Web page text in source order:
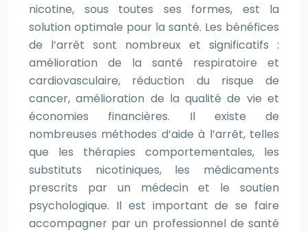
nicotine, sous toutes ses formes, est la
solution optimale pour la santé. Les bénéfices
de l’arrêt sont nombreux et significatifs :
amélioration de la santé respiratoire et
cardiovasculaire, réduction du risque de
cancer, amélioration de la qualité de vie et
économies financières. Il existe de
nombreuses méthodes d’aide à l’arrêt, telles
que les thérapies comportementales, les
substituts nicotiniques, les médicaments
prescrits par un médecin et le soutien
psychologique. Il est important de se faire
accompagner par un professionnel de santé